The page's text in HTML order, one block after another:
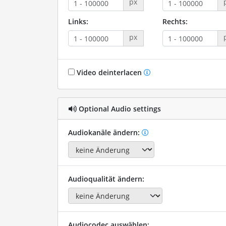
px
Links:
px
Rechts:
Video deinterlacen
Optional Audio settings
Audiokanäle ändern:
Audioqualität ändern: